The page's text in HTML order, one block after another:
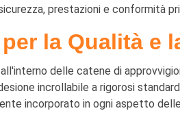
prestazioni e conformità
la Qualità e
delle catene di
incrollabile a rigorosi
incorporato in ogni aspetto